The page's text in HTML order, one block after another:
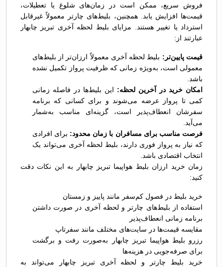
فروش سریع، ممکن است در زمان‌های شلوغ یا تعطیلات،
قیمت‌ها افزایش یابد. همچنین، بلیط‌های چارتر معمولاً غیرقابل
استرداد یا تغییر هستند. مزایای بلیط لحظه آخری تبریز چابهار
عبارتند از:
قیمت پایین‌تر: بلیط لحظه آخری معمولاً ارزان‌تر از بلیط‌های
معمولی است، به‌ویژه زمانی که ظرفیت پرواز تکمیل نشده
باشد.
امکان خرید در آخرین لحظه: این بلیط‌ها در فاصله زمانی
کمی تا پرواز عرضه می‌شوند و برای کسانی که برنامه
سفرشان انعطاف‌پذیر است، گزینه‌ای مناسب به‌شمار
می‌آید.
فرصت مناسب برای مسافران با زمان محدود: برای افرادی
که نیاز به پرواز فوری دارند، بلیط لحظه آخری می‌تواند یک
انتخاب اقتصادی باشد.
زمان خرید ارزان بلیط هواپیما تبریز چابهار به این نکات دقت
کنید:
خرید بلیط در فصول کم‌سفر مانند پاییز و زمستان
استفاده از بلیط‌های چارتر و لحظه آخری در صورت داشتن
برنامه زمانی انعطاف‌پذیر
مقایسه قیمت‌ها در سایت‌های مختلف مانند سفرتاپ
رزرو بلیط هواپیما تبریز چابهار به‌صورت رفت و برگشت
برای صرفه‌جویی در هزینه‌ها
خرید بلیط چارتر و لحظه آخری تبریز چابهار می‌تواند به